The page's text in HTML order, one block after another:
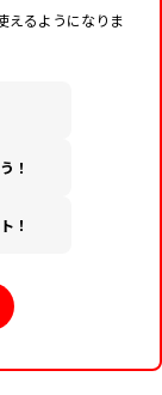
えるようになりま
！
！